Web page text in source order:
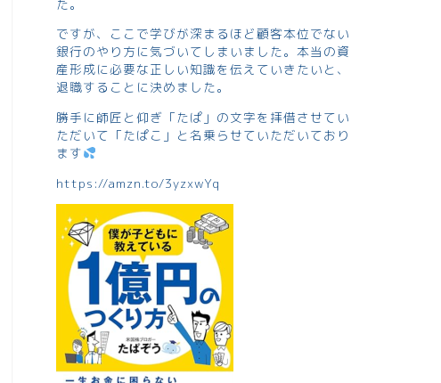
た。
ですが、ここで学びが深まるほど顧客本位でない
銀行のやり方に気づいてしまいました。本当の資
産形成に必要な正しい知識を伝えていきたいと、
退職することに決めました。
勝手に師匠と仰ぎ「たぱ」の文字を拝借させてい
ただいて「たぱこ」と名乗らせていただいており
ます
https://amzn.to/3yzxwYq